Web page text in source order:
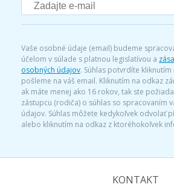
Vaše osobné údaje (email) budeme
účelom v súlade s platnou legislatívou a
osobných údajov. Súhlas potvrdíte
pošleme na váš email. Kliknutím na odkaz
ak máte menej ako 16 rokov, tak ste
zástupcu (rodiča) o súhlas so spracovaním
údajov. Súhlas môžete kedykoľvek odvolať
alebo kliknutím na odkaz z ktoréhokoľvek
KONTAKT